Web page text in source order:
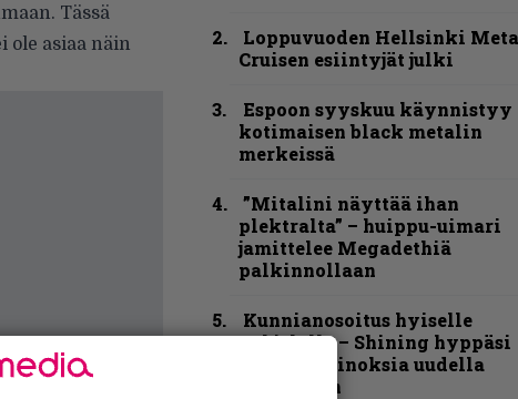
Tässä
ole asiaa näin
Loppuvuoden Hellsinki
Cruisen esiintyjät julki
Espoon syyskuu käynnistyy
kotimaisen black metalin
merkeissä
”Mitalini näyttää ihan
plektralta” – huippu-uimari
jamittelee Megadethiä
palkinnollaan
Kunnianosoitus hyiselle
Pohjolalle – Shining hyppäsi
keskelle kinoksia uudella
videollaan